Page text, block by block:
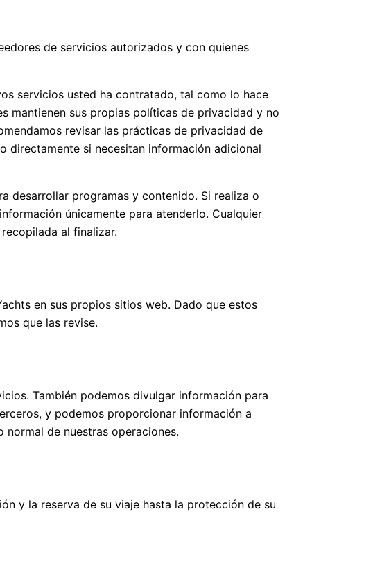
de servicios autorizados y con quienes
servicios usted ha contratado, tal como lo hace
mantienen sus propias políticas de privacidad y no
revisar las prácticas de privacidad de
directamente si necesitan información adicional
desarrollar programas y contenido. Si realiza o
únicamente para atenderlo. Cualquier
al finalizar.
en sus propios sitios web. Dado que estos
que las revise.
También podemos divulgar información para
y podemos proporcionar información a
de nuestras operaciones.
y la reserva de su viaje hasta la protección de su